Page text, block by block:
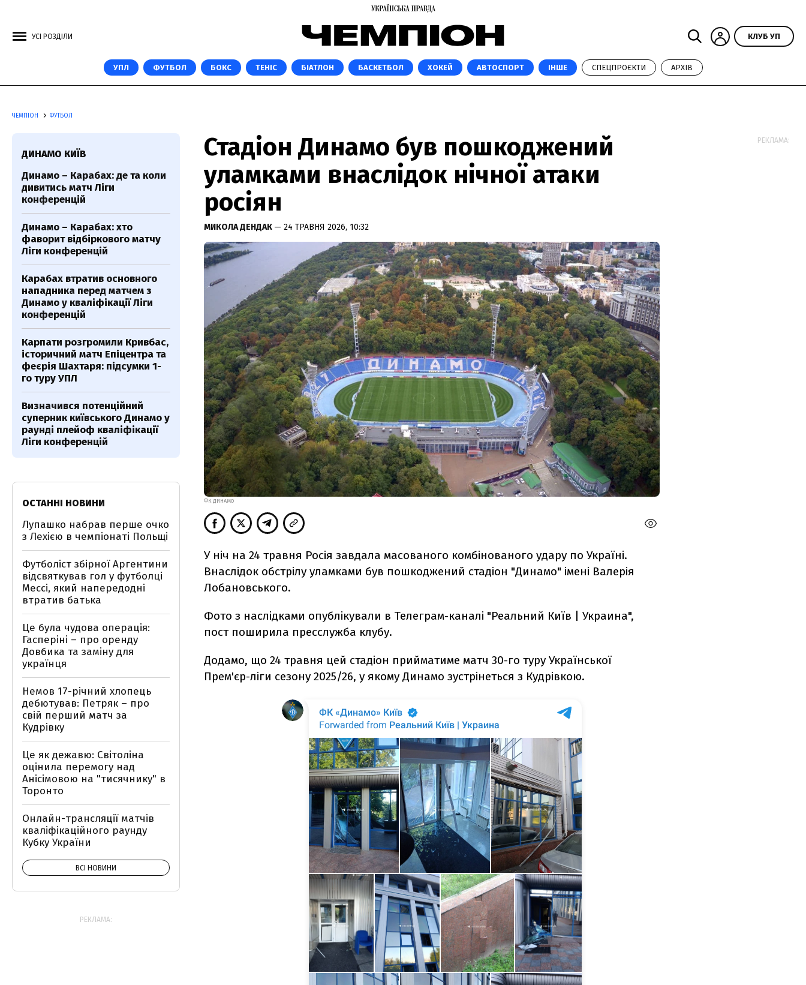
УСІ РОЗДІЛИ КЛУБ УП
УПЛ ФУТБОЛ БОКС ТЕНІС БІАТЛОН БАСКЕТБОЛ ХОКЕЙ АВТОСПОРТ ІНШЕ СПЕЦПРОЄКТИ АРХІВ
ЧЕМПІОН ФУТБОЛ
Стадіон Динамо був пошкоджений
уламками внаслідок нічної атаки
росіян
МИКОЛА ДЕНДАК — 24 ТРАВНЯ 2026, 10:32
ФК ДИНАМО
У ніч на 24 травня Росія завдала масованого комбінованого удару по Україні.
Внаслідок обстрілу уламками був пошкоджений стадіон "Динамо" імені Валерія
Лобановського.
Фото з наслідками опублікували в Телеграм-каналі "Реальний Київ | Украина",
пост поширила пресслужба клубу.
Додамо, що 24 травня цей стадіон прийматиме матч 30-го туру Української
Прем'єр-ліги сезону 2025/26, у якому Динамо зустрінеться з Кудрівкою.
ДИНАМО КИЇВ
Динамо – Карабах: де та коли
дивитись матч Ліги
конференцій
Динамо – Карабах: хто
фаворит відбіркового матчу
Ліги конференцій
Карабах втратив основного
нападника перед матчем з
Динамо у кваліфікації Ліги
конференцій
Карпати розгромили Кривбас,
історичний матч Епіцентра та
феєрія Шахтаря: підсумки 1-
го туру УПЛ
Визначився потенційний
суперник київського Динамо у
раунді плейоф кваліфікації
Ліги конференцій
ОСТАННІ НОВИНИ
Лупашко набрав перше очко
з Лехією в чемпіонаті Польщі
Футболіст збірної Аргентини
відсвяткував гол у футболці
Мессі, який напередодні
втратив батька
Це була чудова операція:
Гасперіні – про оренду
Довбика та заміну для
українця
Немов 17-річний хлопець
дебютував: Петряк – про
свій перший матч за
Кудрівку
Це як дежавю: Світоліна
оцінила перемогу над
Анісімовою на "тисячнику" в
Торонто
Онлайн-трансляції матчів
кваліфікаційного раунду
Кубку України
ВСІ НОВИНИ
РЕКЛАМА:
РЕКЛАМА: